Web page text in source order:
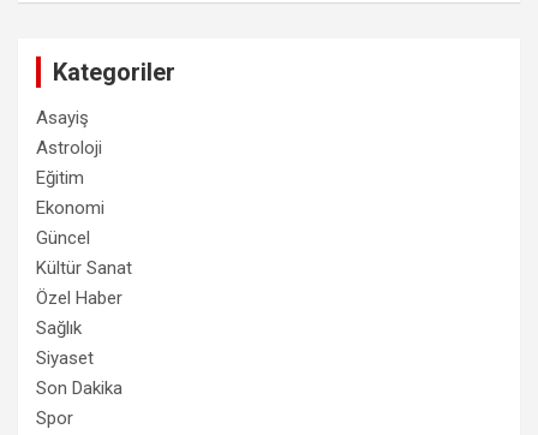
Kategoriler
Asayiş
Astroloji
Eğitim
Ekonomi
Güncel
Kültür Sanat
Özel Haber
Sağlık
Siyaset
Son Dakika
Spor